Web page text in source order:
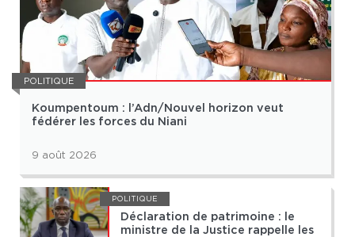
POLITIQUE
Koumpentoum : l’Adn/Nouvel horizon veut
fédérer les forces du Niani
9 août 2026
POLITIQUE
Déclaration de patrimoine : le
ministre de la Justice rappelle les